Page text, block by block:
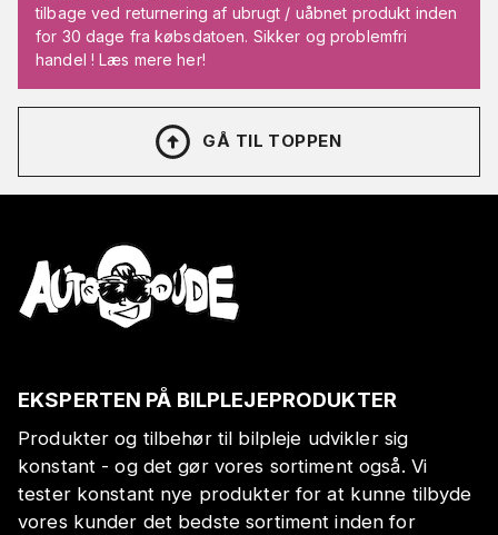
tilbage ved returnering af ubrugt / uåbnet produkt inden
for 30 dage fra købsdatoen. Sikker og problemfri
handel ! Læs mere her!
GÅ TIL TOPPEN
EKSPERTEN PÅ BILPLEJEPRODUKTER
Produkter og tilbehør til bilpleje udvikler sig
konstant - og det gør vores sortiment også. Vi
tester konstant nye produkter for at kunne tilbyde
vores kunder det bedste sortiment inden for